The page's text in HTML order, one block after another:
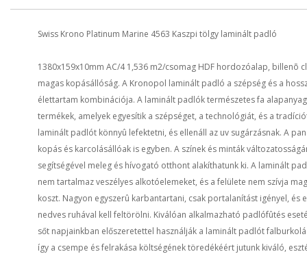
Swiss Krono Platinum Marine 4563 Kaszpi tölgy laminált padló
1380x159x10mm AC/4 1,536 m2/csomag HDF hordozóalap, billenõ
magas kopásállóság. A Kronopol laminált padló a szépség és a
élettartam kombinációja. A laminált padlók természetes fa
termékek, amelyek egyesítik a szépséget, a technológiát, és a
laminált padlót könnyû lefektetni, és ellenáll az uv sugárzásnak. A
kopás és karcolásállóak is egyben. A színek és minták
segítségével meleg és hívogató otthont alakíthatunk ki. A laminált
nem tartalmaz veszélyes alkotóelemeket, és a felülete nem szívja
koszt. Nagyon egyszerû karbantartani, csak portalanítást igényel, és
nedves ruhával kell feltörölni. Kiválóan alkalmazható padlófûtés
sőt napjainkban előszeretettel használják a laminált padlót
így a csempe és felrakása költségének töredékéért jutunk kiváló,